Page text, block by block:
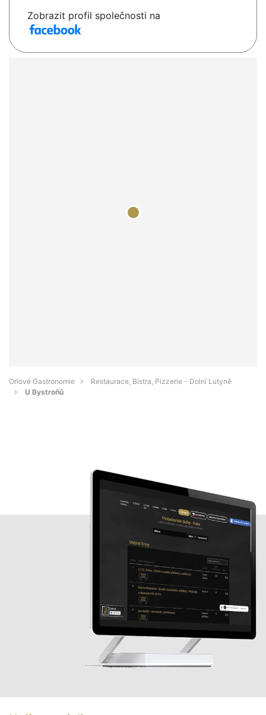
Zobrazit profil společnosti na
Orlové Gastronomie
Restaurace, Bistra, Pizzerie - Dolní Lutyně
U Bystroňů